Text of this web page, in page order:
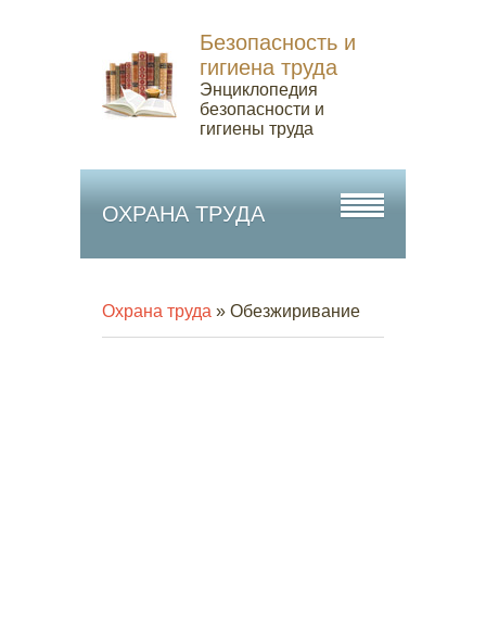
Безопасность и
гигиена труда
Энциклопедия
безопасности и
гигиены труда
ОХРАНА ТРУДА
Охрана труда » Обезжиривание